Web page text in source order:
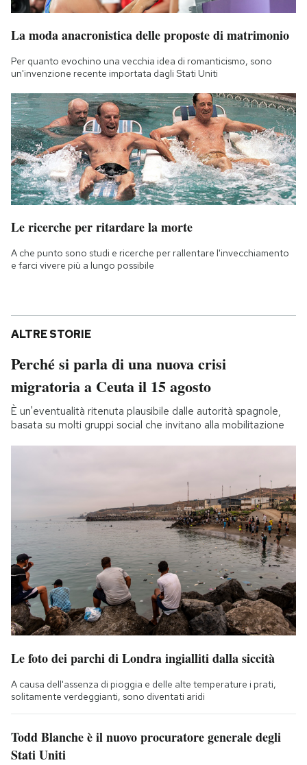
La moda anacronistica delle proposte di matrimonio
Per quanto evochino una vecchia idea di romanticismo, sono
un'invenzione recente importata dagli Stati Uniti
Le ricerche per ritardare la morte
A che punto sono studi e ricerche per rallentare l'invecchiamento
e farci vivere più a lungo possibile
ALTRE STORIE
Perché si parla di una nuova crisi
migratoria a Ceuta il 15 agosto
È un'eventualità ritenuta plausibile dalle autorità spagnole,
basata su molti gruppi social che invitano alla mobilitazione
Le foto dei parchi di Londra ingialliti dalla siccità
A causa dell'assenza di pioggia e delle alte temperature i prati,
solitamente verdeggianti, sono diventati aridi
Todd Blanche è il nuovo procuratore generale degli
Stati Uniti